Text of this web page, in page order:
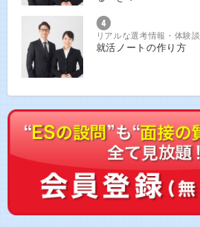
リアルな選考情報・体験談
就活ノートの作り方